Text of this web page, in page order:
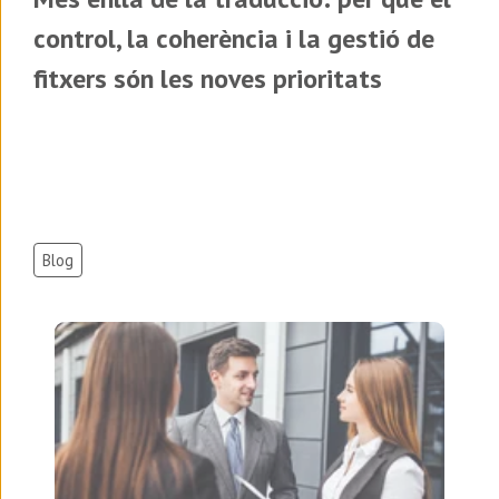
control, la coherència i la gestió de
fitxers són les noves prioritats
Blog